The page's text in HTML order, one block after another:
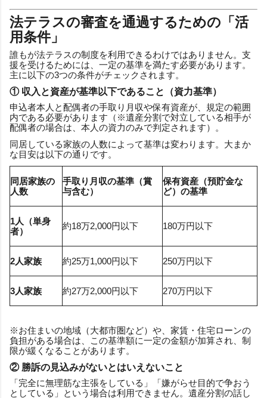
法テラスの審査を通過するための「活
用条件」
誰もが法テラスの制度を利用できるわけではありません。支
援を受けるためには、一定の基準を満たす必要があります。
主に以下の3つの条件がチェックされます。
① 収入と資産が基準以下であること（資力基準）
申込者本人と配偶者の手取り月収や保有資産が、規定の範囲
内である必要があります（※遺産分割で対立している相手が
配偶者の場合は、本人の資力のみで判定されます）。
同居している家族の人数によって基準は変わります。大まか
な目安は以下の通りです。
同居家族の
人数
手取り月収の基準（賞
与含む）
保有資産（預貯金な
ど）の基準
1人（単身
者）
約18万2,000円以下 180万円以下
2人家族 約25万1,000円以下 250万円以下
3人家族 約27万2,000円以下 270万円以下
※お住まいの地域（大都市圏など）や、家賃・住宅ローンの
負担がある場合は、この基準額に一定の金額が加算され、制
限が緩くなることがあります。
② 勝訴の見込みがないとはいえないこと
「完全に無理筋な主張をしている」「嫌がらせ目的で争おう
としている」という場合は利用できません。遺産分割の話し